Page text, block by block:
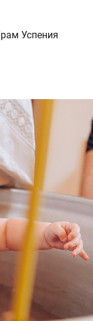
Успения